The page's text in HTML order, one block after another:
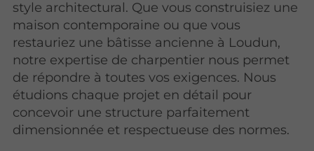
style architectural. Que vous construisiez une
maison contemporaine ou que vous
restauriez une bâtisse ancienne à Loudun,
notre expertise de charpentier nous permet
de répondre à toutes vos exigences. Nous
étudions chaque projet en détail pour
concevoir une structure parfaitement
dimensionnée et respectueuse des normes.